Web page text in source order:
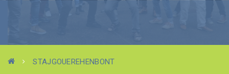
STAJGOUEREHENBONT